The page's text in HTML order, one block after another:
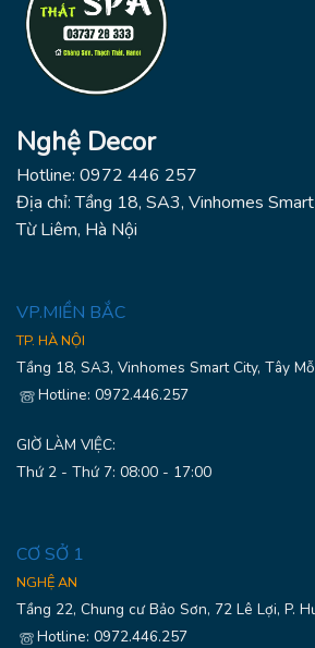
Nghệ Decor
Hotline: 0972 446 257
Địa chỉ: Tầng 18, SA3, Vinhomes
Từ Liêm, Hà Nội
VP.MIỀN BẮC
TP. HÀ NỘI
Tầng 18, SA3, Vinhomes Smart City, Tây
Hotline: 0972.446.257
GIỜ LÀM VIỆC:
Thứ 2 - Thứ 7: 08:00 - 17:00
CƠ SỞ 1
NGHỆ AN
Tầng 22, Chung cư Bảo Sơn, 72 Lê Lợi, P.
Hotline: 0972.446.257